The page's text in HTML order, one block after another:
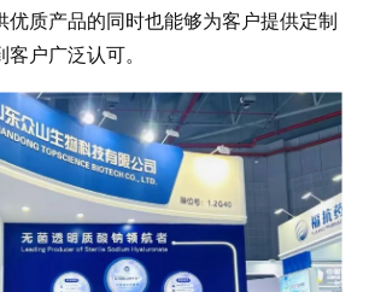
优质产品的同时也能够为客户提供定制
户广泛认可。